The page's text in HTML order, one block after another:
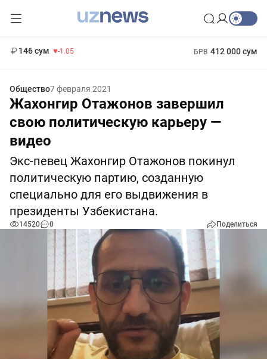
146 сум -1.05 БРВ 412 000 сум
Общество7 февраля 2021
Жахонгир Отажонов завершил
свою политическую карьеру —
видео
Экс-певец Жахонгир Отажонов покинул
политическую партию, созданную
специально для его выдвижения в
президенты Узбекистана.
14520 0 Поделиться